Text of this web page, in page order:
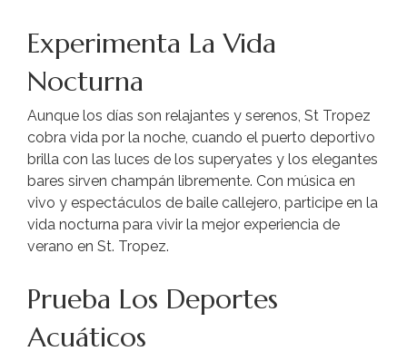
Experimenta La Vida
Nocturna
Aunque los días son relajantes y serenos, St Tropez
cobra vida por la noche, cuando el puerto deportivo
brilla con las luces de los superyates y los elegantes
bares sirven champán libremente. Con música en
vivo y espectáculos de baile callejero, participe en la
vida nocturna para vivir la mejor experiencia de
verano en St. Tropez.
Prueba Los Deportes
Acuáticos